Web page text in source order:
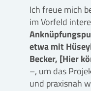
Ich freue mich
im Vorfeld
etwa mit
Becker, [Hier
–, um das
und praxisnah